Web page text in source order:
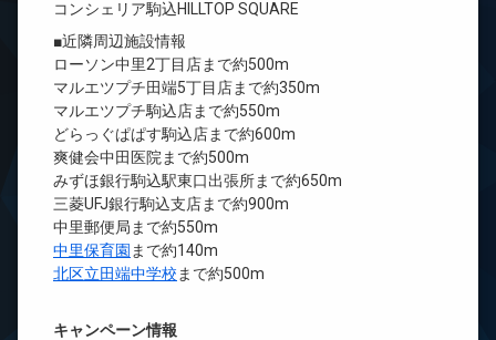
コンシェリア駒込HILLTOP SQUARE
■近隣周辺施設情報
ローソン中里2丁目店まで約500m
マルエツプチ田端5丁目店まで約350m
マルエツプチ駒込店まで約550m
どらっぐぱぱす駒込店まで約600m
爽健会中田医院まで約500m
みずほ銀行駒込駅東口出張所まで約650m
三菱UFJ銀行駒込支店まで約900m
中里郵便局まで約550m
中里保育園 まで約140m
北区立田端中学校 まで約500m
キャンペーン情報